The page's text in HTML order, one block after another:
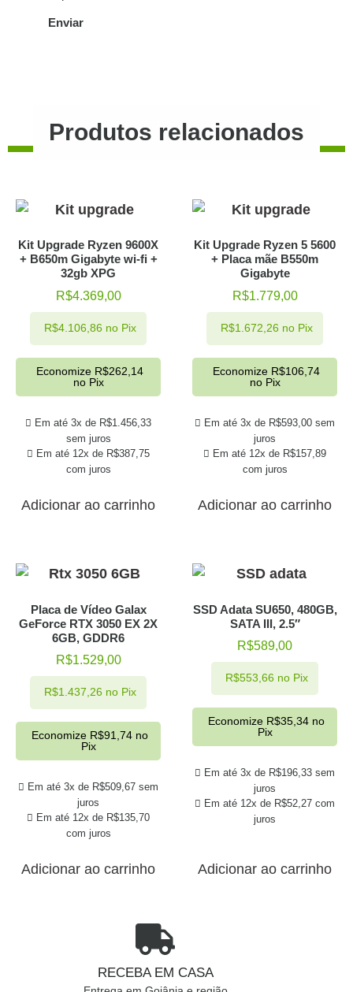
Produtos relacionados
Kit Upgrade Ryzen 9600X
+ B650m Gigabyte wi-fi +
32gb XPG
R$4.369,00
Em até 3x de R$1.456,33
sem juros
Em até 12x de R$387,75
com juros
R$4.106,86 no Pix
Economize R$262,14
no Pix
Adicionar ao carrinho
Kit Upgrade Ryzen 5 5600
+ Placa mãe B550m
Gigabyte
R$1.779,00
Em até 3x de R$593,00 sem
juros
Em até 12x de R$157,89
com juros
R$1.672,26 no Pix
Economize R$106,74
no Pix
Adicionar ao carrinho
Placa de Vídeo Galax
GeForce RTX 3050 EX 2X
6GB, GDDR6
R$1.529,00
Em até 3x de R$509,67 sem
juros
Em até 12x de R$135,70
com juros
R$1.437,26 no Pix
Economize R$91,74 no
Pix
Adicionar ao carrinho
SSD Adata SU650, 480GB,
SATA III, 2.5″
R$589,00
Em até 3x de R$196,33 sem
juros
Em até 12x de R$52,27 com
juros
R$553,66 no Pix
Economize R$35,34 no
Pix
Adicionar ao carrinho
RECEBA EM CASA